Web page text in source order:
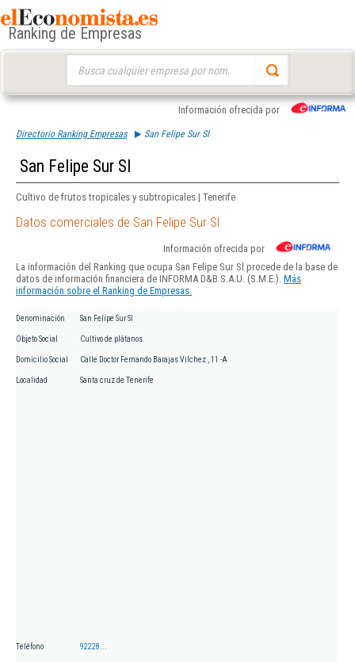
Ranking de Empresas
Información ofrecida por
Directorio Ranking Empresas San Felipe Sur Sl
San Felipe Sur Sl
Cultivo de frutos tropicales y subtropicales | Tenerife
Datos comerciales de San Felipe Sur Sl
Información ofrecida por
La información del Ranking que ocupa San Felipe Sur Sl procede de la base de
datos de información financiera de INFORMA D&B S.A.U. (S.M.E.). Más
información sobre el Ranking de Empresas.
Denominación San Felipe Sur Sl
Objeto Social Cultivo de plátanos.
Domicilio Social Calle Doctor Fernando Barajas Vilchez , 11 -A
Localidad Santa cruz de Tenerife
Teléfono 92228...